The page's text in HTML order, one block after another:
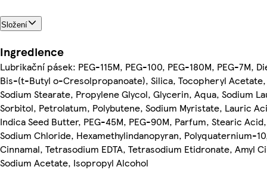
Složení
Ingredience
Lubrikační pásek: PEG-115M, PEG-100, PEG-180M, PEG-7M,
Bis-(t-Butyl o-Cresolpropanoate), Silica, Tocopheryl Acetate,
Sodium Stearate, Propylene Glycol, Glycerin, Aqua, Sodium
Sorbitol, Petrolatum, Polybutene, Sodium Myristate, Lauric
Indica Seed Butter, PEG-45M, PEG-90M, Parfum, Stearic
Sodium Chloride, Hexamethylindanopyran, Polyquaternium-
Cinnamal, Tetrasodium EDTA, Tetrasodium Etidronate, Amyl
Sodium Acetate, Isopropyl Alcohol